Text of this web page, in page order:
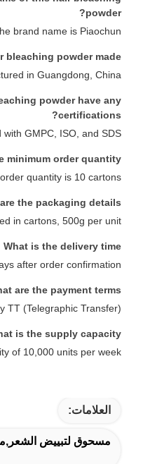
powder?
brand name is Piaochun.
bleaching powder made?
in Guangdong, China.
powder have any
certifications?
with GMPC, ISO, and SDS.
minimum order quantity?
quantity is 10 cartons.
are the packaging details?
in cartons, 500g per unit.
What is the delivery time?
after order confirmation.
are the payment terms?
TT (Telegraphic Transfer).
is the supply capacity?
of 10,000 units per week.
العلامات:
مسحوق لتبييض